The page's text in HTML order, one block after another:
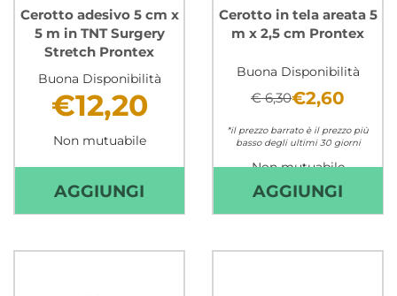
SURGERY
STRETCH
PRONTEX AL
CARRELLO
Cerotto adesivo 5 cm x
5 m in TNT Surgery
Stretch Prontex
Buona Disponibilità
€12,20
Non mutuabile
AGGIUNGI AGGIUNGI CEROTTO
ADESIVO
Cerotto in tela areata 5
m x 2,5 cm Prontex
Buona Disponibilità
€ 6,30€2,60
*il prezzo barrato è il prezzo più
basso degli ultimi 30 giorni
Non mutuabile
AGGIUNGI
IN